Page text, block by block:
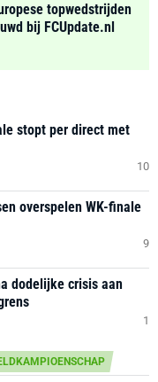
topwedstrijden
bij FCUpdate.nl
stopt per direct met
10
overspelen WK-finale
9
dodelijke crisis aan
1